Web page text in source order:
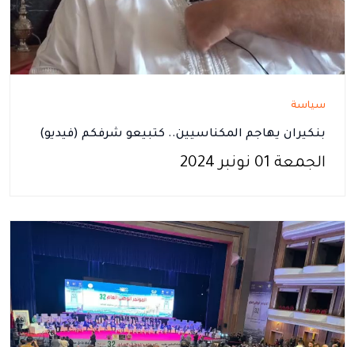
سياسة
بنكيران يهاجم المكناسيين.. كتبيعو شرفكم (فيديو)
الجمعة 01 نونبر 2024